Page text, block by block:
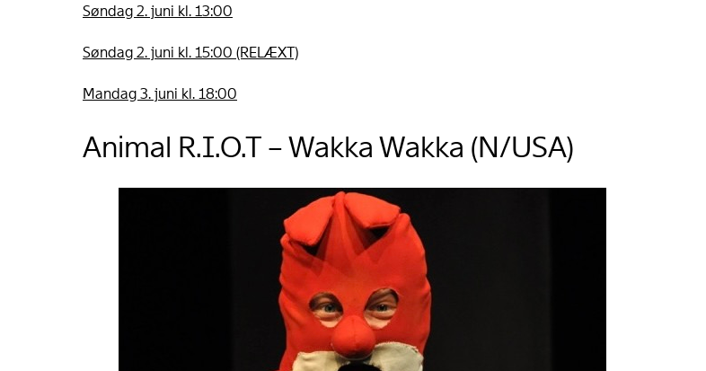
Søndag 2. juni kl. 13:00
Søndag 2. juni kl. 15:00 (RELÆXT)
Mandag 3. juni kl. 18:00
Animal R.I.O.T – Wakka Wakka (N/USA)